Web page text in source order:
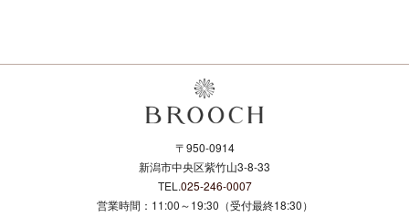
〒950-0914
新潟市中央区紫竹山3-8-33
TEL.025-246-0007
営業時間：11:00～19:30（受付最終18:30）